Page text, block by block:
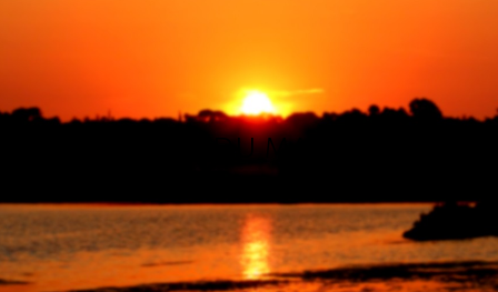
Méditation du matin